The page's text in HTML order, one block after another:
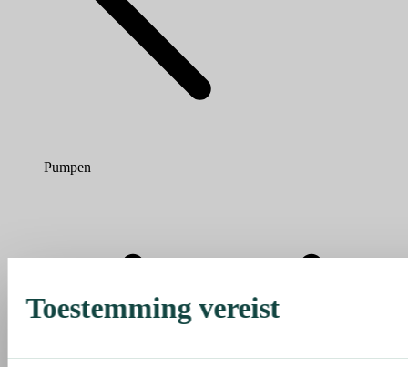
Pumpen
Toestemming vereist